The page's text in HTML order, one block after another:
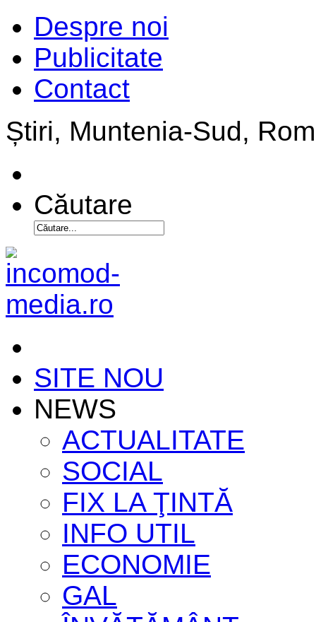
Despre noi
Publicitate
Contact
Știri, Muntenia-Sud,
Căutare
SITE NOU
NEWS
ACTUALITATE
SOCIAL
FIX LA ŢINTĂ
INFO UTIL
ECONOMIE
GAL